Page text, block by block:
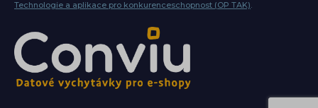
Technologie a aplikace pro konkurenceschopnost (OP TAK)